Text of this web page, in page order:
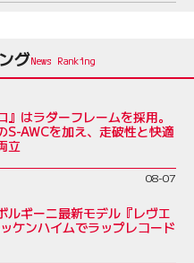
グ
』はラダーフレームを採用。
S-AWCを加え、走破性と快適
立
08-07
ルギーニ最新モデル『レヴエ
ケンハイムでラップレコード